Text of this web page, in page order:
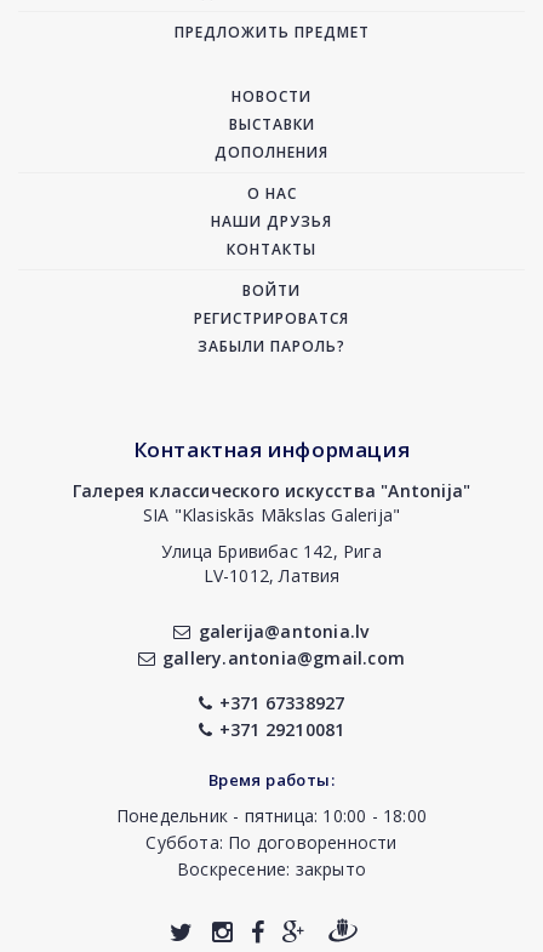
ПРЕДЛОЖИТЬ ПРЕДМЕТ
НОВОСТИ
ВЫСТАВКИ
ДОПОЛНЕНИЯ
О НАС
НАШИ ДРУЗЬЯ
КОНТАКТЫ
ВОЙТИ
РЕГИСТРИРОВАТСЯ
ЗАБЫЛИ ПАРОЛЬ?
Контактная информация
Галерея классического искусства "Antonija"
SIA "Klasiskās Mākslas Galerija"
Улица Бривибас 142, Рига
LV-1012, Латвия
galerija@antonia.lv
gallery.antonia@gmail.com
+371 67338927
+371 29210081
Время работы:
Понедельник - пятница: 10:00 - 18:00
Суббота: По договоренности
Воскресение: закрыто